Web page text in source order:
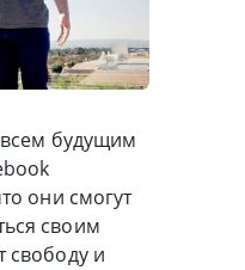
будущим
они смогут
своим
свободу и